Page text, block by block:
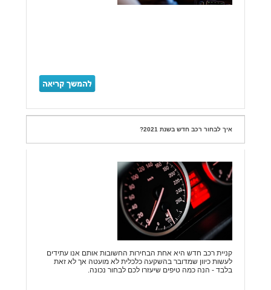
איך לבחור רכב חדש בשנת 2021?
קניית רכב חדש היא אחת הבחירות החשובות אותם אנו עתידים
לעשות כיוון שמדובר בהשקעה כלכלית לא מועטה אך לא זאת
בלבד - הנה כמה טיפים שיעזרו לכם לבחור נכונה.